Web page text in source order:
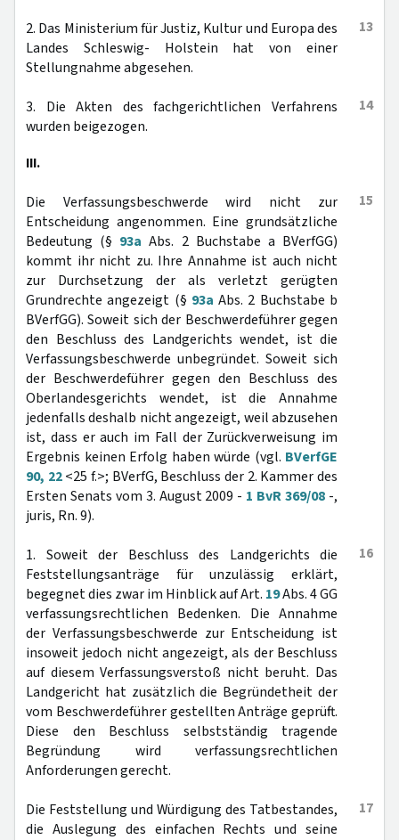
13
2. Das Ministerium für Justiz, Kultur und Europa des
Landes Schleswig- Holstein hat von einer
Stellungnahme abgesehen.
14
3. Die Akten des fachgerichtlichen Verfahrens
wurden beigezogen.
III.
15
Die Verfassungsbeschwerde wird nicht zur
Entscheidung angenommen. Eine grundsätzliche
Bedeutung (§ 93a Abs. 2 Buchstabe a BVerfGG)
kommt ihr nicht zu. Ihre Annahme ist auch nicht
zur Durchsetzung der als verletzt gerügten
Grundrechte angezeigt (§ 93a Abs. 2 Buchstabe b
BVerfGG). Soweit sich der Beschwerdeführer gegen
den Beschluss des Landgerichts wendet, ist die
Verfassungsbeschwerde unbegründet. Soweit sich
der Beschwerdeführer gegen den Beschluss des
Oberlandesgerichts wendet, ist die Annahme
jedenfalls deshalb nicht angezeigt, weil abzusehen
ist, dass er auch im Fall der Zurückverweisung im
Ergebnis keinen Erfolg haben würde (vgl. BVerfGE
90, 22<25 f.>; BVerfG, Beschluss der 2. Kammer des
Ersten Senats vom 3. August 2009 - 1 BvR 369/08 -,
juris, Rn. 9).
16
1. Soweit der Beschluss des Landgerichts die
Feststellungsanträge für unzulässig erklärt,
begegnet dies zwar im Hinblick auf Art. 19Abs. 4 GG
verfassungsrechtlichen Bedenken. Die Annahme
der Verfassungsbeschwerde zur Entscheidung ist
insoweit jedoch nicht angezeigt, als der Beschluss
auf diesem Verfassungsverstoß nicht beruht. Das
Landgericht hat zusätzlich die Begründetheit der
vom Beschwerdeführer gestellten Anträge geprüft.
Diese den Beschluss selbstständig tragende
Begründung wird verfassungsrechtlichen
Anforderungen gerecht.
17
Die Feststellung und Würdigung des Tatbestandes,
die Auslegung des einfachen Rechts und seine